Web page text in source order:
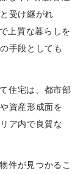
受け継がれ
上質な暮らしを
手段としても
住宅は、都市部
資産形成面を
ア内で良質な
件が見つかるこ